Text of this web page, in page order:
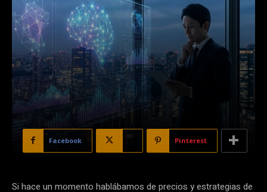
Facebook Pinterest
Si hace un momento hablábamos de precios y estrategias de